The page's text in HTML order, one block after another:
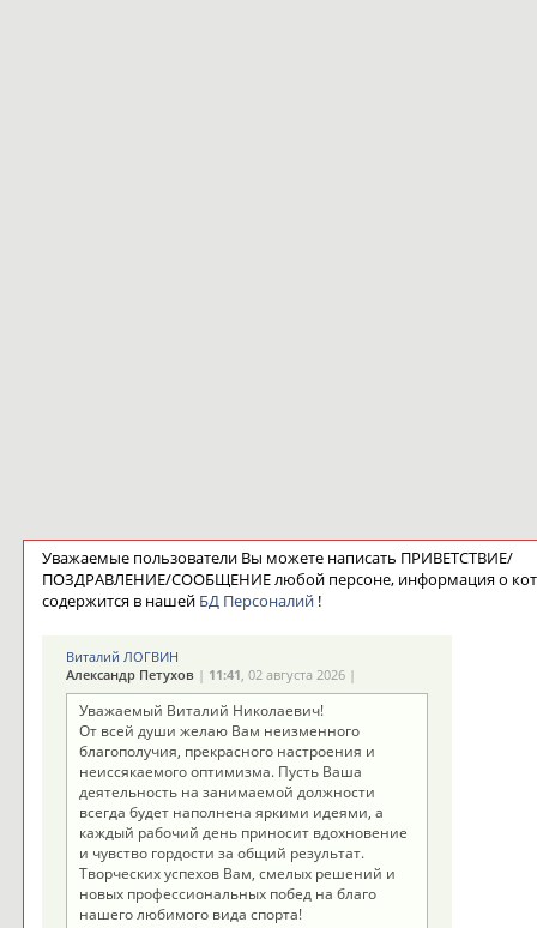
Уважаемые пользователи Вы можете написать ПРИВЕТСТВИЕ/
ПОЗДРАВЛЕНИЕ/СООБЩЕНИЕ любой персоне, информация о
содержится в нашей БД Персоналий!
Виталий ЛОГВИН
Александр Петухов| 11:41, 02 августа 2026 |
Уважаемый Виталий Николаевич!
От всей души желаю Вам неизменного
благополучия, прекрасного настроения и
неиссякаемого оптимизма. Пусть Ваша
деятельность на занимаемой должности
всегда будет наполнена яркими идеями, а
каждый рабочий день приносит вдохновение
и чувство гордости за общий результат.
Творческих успехов Вам, смелых решений и
новых профессиональных побед на благо
нашего любимого вида спорта!